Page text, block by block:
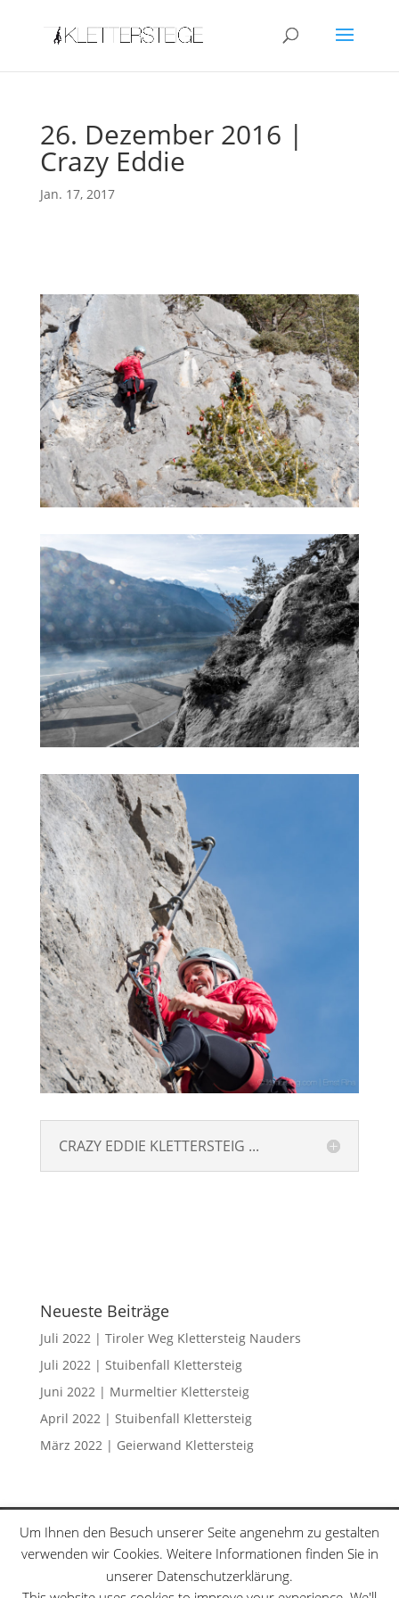
26. Dezember 2016 |
Crazy Eddie
Jan. 17, 2017
CRAZY EDDIE KLETTERSTEIG ...
Neueste Beiträge
Juli 2022 | Tiroler Weg Klettersteig Nauders
Juli 2022 | Stuibenfall Klettersteig
Juni 2022 | Murmeltier Klettersteig
April 2022 | Stuibenfall Klettersteig
März 2022 | Geierwand Klettersteig
Klettersteige
Schwierigkeitsgrade
Datenschutzerklärung
Sitemap
Um Ihnen den Besuch unserer Seite angenehm zu gestalten
verwenden wir Cookies. Weitere Informationen finden Sie in
unserer Datenschutzerklärung.